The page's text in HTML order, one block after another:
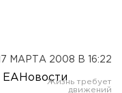
17 МАРТА 2008 В 16:22
ЕАНовости